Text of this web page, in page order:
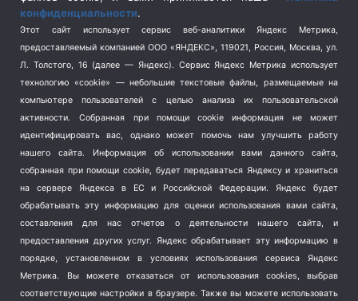
Спорт (740)
Терроризм (1)
Транспорт (262)
Туризм (178)
Флот (76)
Школа и спорт (2)
Экология (8)
Экономика (1172)
конфиденциальности.
Этот сайт использует сервис веб-аналитики Яндекс Метрика,
предоставляемый компанией ООО «ЯНДЕКС», 119021, Россия, Москва, ул.
Л. Толстого, 16 (далее — Яндекс). Сервис Яндекс Метрика использует
технологию «cookie» — небольшие текстовые файлы, размещаемые на
компьютере пользователей с целью анализа их пользовательской
активности.
Собранная при помощи cookie информация не может
идентифицировать вас, однако может помочь нам улучшить работу
нашего сайта. Информация об использовании вами данного сайта,
собранная при помощи cookie, будет передаваться Яндексу и храниться
на сервере Яндекса в ЕС и Российской Федерации. Яндекс будет
обрабатывать эту информацию для оценки использования вами сайта,
составления для нас отчетов о деятельности нашего сайта, и
предоставления других услуг. Яндекс обрабатывает эту информацию в
порядке, установленном в условиях использования сервиса Яндекс
Метрика.
Вы можете отказаться от использования cookies, выбрав
соответствующие настройки в браузере. Также вы можете использовать